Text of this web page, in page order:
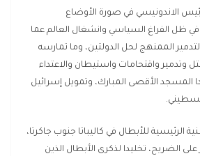
الاندونيسي في صورة الأوضاع
ظل الفراغ السياسي وانشغال العالم عما
الممنهج لحل الدولتين، وما تمارسه
وتدمير واقتحامات واستيطان والاعتداء
المسجد الأقصى المبارك، وتمويل إسرائيل
الرئيسية للأبطال في كاليباتا جنوب جاكرتا،
الضريح، تخليدا لذكرى الأبطال الذين